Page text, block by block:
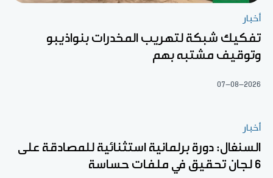
أخبار
تفكيك شبكة لتهريب المخدرات بنواذيبو
وتوقيف مشتبه بهم
07-08-2026
أخبار
السنغال: دورة برلمانية استثنائية للمصادقة على
6 لجان تحقيق في ملفات حساسة